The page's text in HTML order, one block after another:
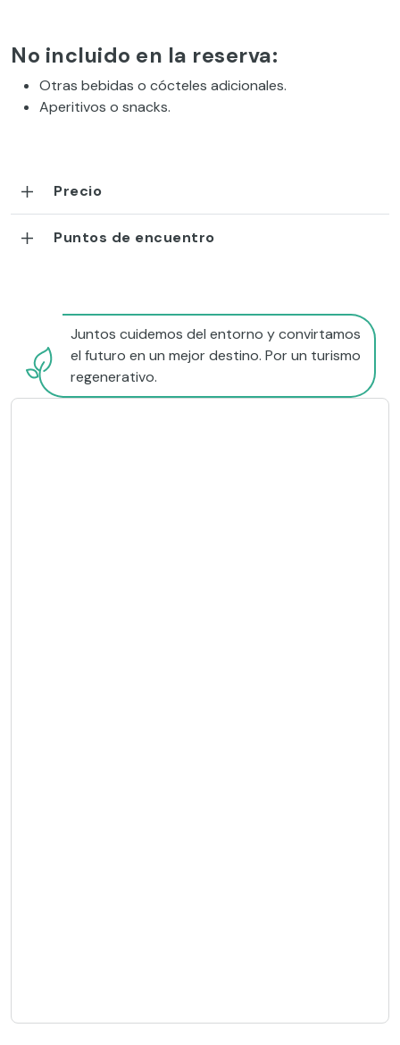
No incluido en la reserva:
Otras bebidas o cócteles adicionales.
Aperitivos o snacks.
Precio
Puntos de encuentro
Juntos cuidemos del entorno y convirtamos
el futuro en un mejor destino. Por un turismo
regenerativo.